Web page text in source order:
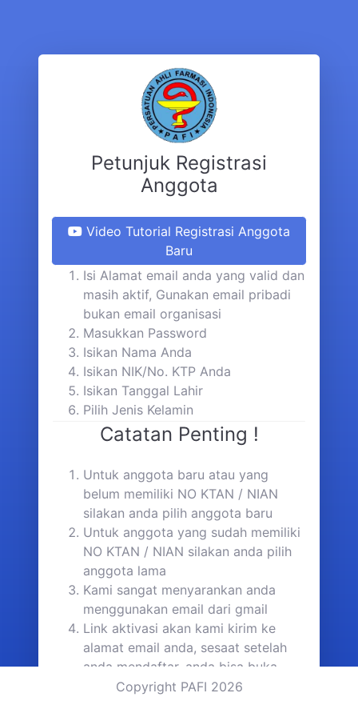
Petunjuk Registrasi
Anggota
Video Tutorial Registrasi Anggota
Baru
Isi Alamat email anda yang valid dan
masih aktif, Gunakan email pribadi
bukan email organisasi
Masukkan Password
Isikan Nama Anda
Isikan NIK/No. KTP Anda
Isikan Tanggal Lahir
Pilih Jenis Kelamin
Catatan Penting !
Untuk anggota baru atau yang
belum memiliki NO KTAN / NIAN
silakan anda pilih anggota baru
Untuk anggota yang sudah memiliki
NO KTAN / NIAN silakan anda pilih
anggota lama
Kami sangat menyarankan anda
menggunakan email dari gmail
Link aktivasi akan kami kirim ke
alamat email anda, sesaat setelah
anda mendaftar, anda bisa buka
inbox email anda dan jika tidak ada
Copyright PAFI 2026